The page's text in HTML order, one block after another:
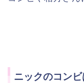
ニックのコン